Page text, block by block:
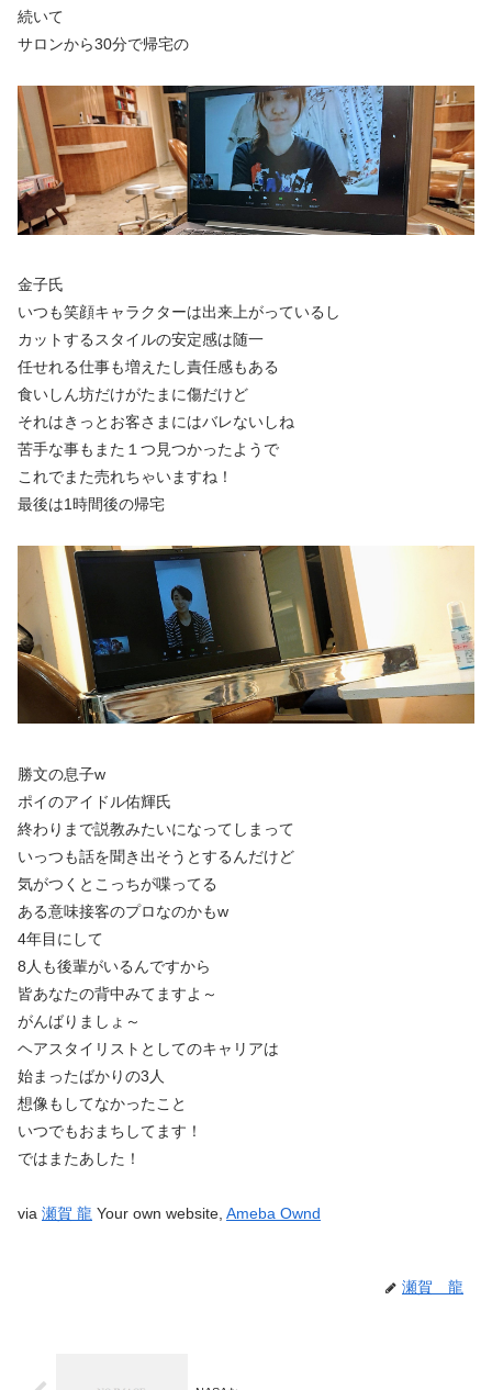
続いて
サロンから30分で帰宅の
金子氏
いつも笑顔キャラクターは出来上がっているし
カットするスタイルの安定感は随一
任せれる仕事も増えたし責任感もある
食いしん坊だけがたまに傷だけど
それはきっとお客さまにはバレないしね
苦手な事もまた１つ見つかったようで
これでまた売れちゃいますね！
最後は1時間後の帰宅
勝文の息子w
ポイのアイドル佑輝氏
終わりまで説教みたいになってしまって
いっつも話を聞き出そうとするんだけど
気がつくとこっちが喋ってる
ある意味接客のプロなのかもw
4年目にして
8人も後輩がいるんですから
皆あなたの背中みてますよ～
がんばりましょ～
ヘアスタイリストとしてのキャリアは
始まったばかりの3人
想像もしてなかったこと
いつでもおまちしてます！
ではまたあした！
via 瀬賀 龍 Your own website, Ameba Ownd
瀬賀 龍